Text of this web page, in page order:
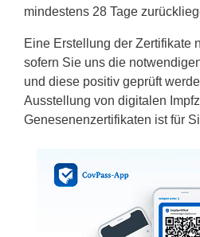
mindestens 28 Tage
Eine Erstellung der Zertifikate
sofern Sie uns die
und diese positiv geprüft
Ausstellung von digitalen
Genesenenzertifikaten ist für